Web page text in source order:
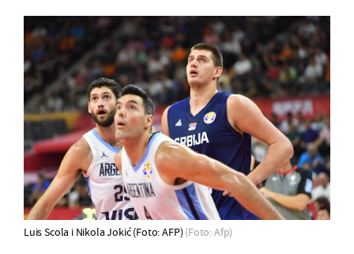
Luis Scola i Nikola Jokić (Foto: AFP) (Foto: Afp)